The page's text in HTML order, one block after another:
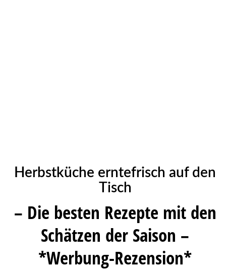
Herbstküche erntefrisch auf den
Tisch
– Die besten Rezepte mit den
Schätzen der Saison –
*Werbung-Rezension*